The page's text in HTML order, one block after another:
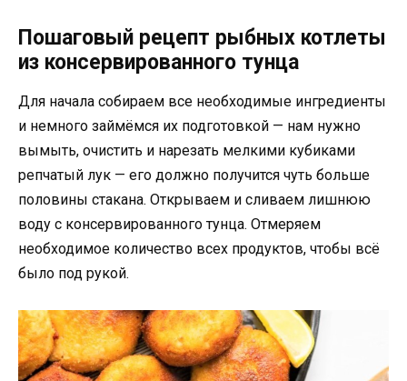
Пошаговый рецепт рыбных котлеты
из консервированного тунца
Для начала собираем все необходимые ингредиенты
и немного займёмся их подготовкой — нам нужно
вымыть, очистить и нарезать мелкими кубиками
репчатый лук — его должно получится чуть больше
половины стакана. Открываем и сливаем лишнюю
воду с консервированного тунца. Отмеряем
необходимое количество всех продуктов, чтобы всё
было под рукой.